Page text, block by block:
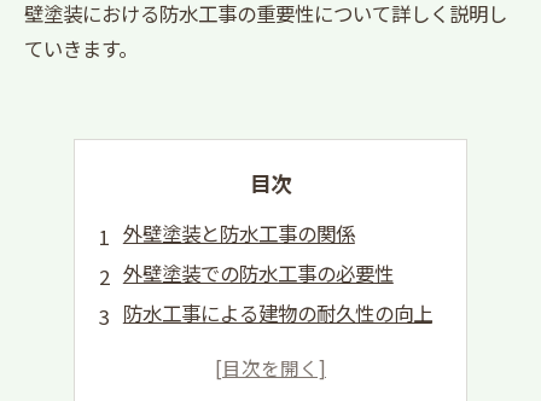
壁塗装における防水工事の重要性について詳しく説明し
ていきます。
目次
外壁塗装と防水工事の関係
外壁塗装での防水工事の必要性
防水工事による建物の耐久性の向上
外部からの雨水浸入を防ぐために